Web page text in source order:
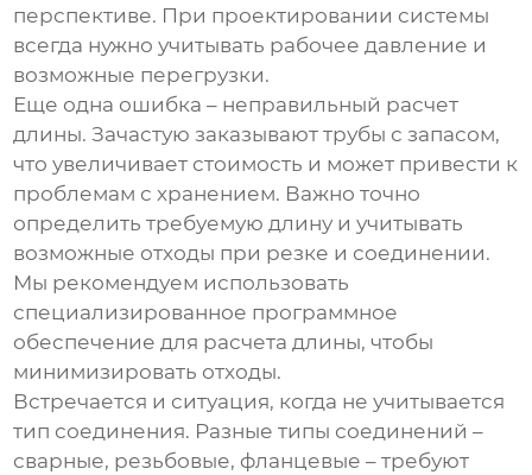
перспективе. При проектировании системы
всегда нужно учитывать рабочее давление и
возможные перегрузки.
Еще одна ошибка – неправильный расчет
длины. Зачастую заказывают трубы с запасом,
что увеличивает стоимость и может привести к
проблемам с хранением. Важно точно
определить требуемую длину и учитывать
возможные отходы при резке и соединении.
Мы рекомендуем использовать
специализированное программное
обеспечение для расчета длины, чтобы
минимизировать отходы.
Встречается и ситуация, когда не учитывается
тип соединения. Разные типы соединений –
сварные, резьбовые, фланцевые – требуют